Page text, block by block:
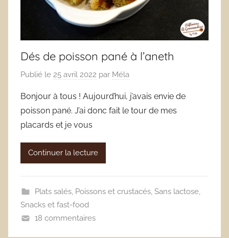
Dés de poisson pané à l’aneth
Publié le 25 avril 2022 par Méla
Bonjour à tous ! Aujourd’hui, j’avais envie de
poisson pané. J’ai donc fait le tour de mes
placards et je vous
Continuer la lecture
Plats salés, Poissons et crustacés, Sans lactose,
Snacks et fast-food
18 commentaires